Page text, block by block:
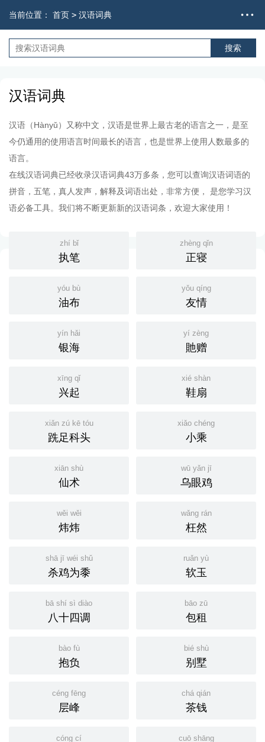
当前位置： 首页 > 汉语词典
汉语词典
汉语（Hànyǔ）又称中文，汉语是世界上最古老的语言之一，是至
今仍通用的使用语言时间最长的语言，也是世界上使用人数最多的
语言。
在线汉语词典已经收录汉语词典43万多条，您可以查询汉语词语的
拼音，五笔，真人发声，解释及词语出处，非常方便， 是您学习汉
语必备工具。我们将不断更新新的汉语词条，欢迎大家使用！
zhí bǐ
执笔
zhèng qǐn
正寝
yóu bù
油布
yǒu qíng
友情
yín hǎi
银海
yí zèng
貤赠
xīng qǐ
兴起
xié shàn
鞋扇
xiǎn zú kē tóu
跣足科头
xiǎo chéng
小乘
xiān shù
仙术
wū yǎn jī
乌眼鸡
wěi wěi
炜炜
wǎng rán
枉然
shā jī wéi shǔ
杀鸡为黍
ruǎn yù
软玉
bā shí sì diào
八十四调
bāo zū
包租
bào fù
抱负
bié shù
别墅
céng fēng
层峰
chá qián
茶钱
cóng cí cuō shāng